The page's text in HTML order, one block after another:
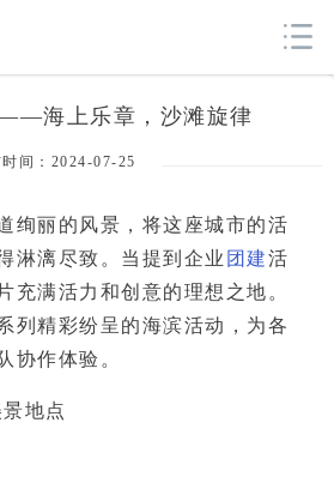
海上乐章，沙滩旋律
间：2024-07-25
绚丽的风景，将这座城市的活
淋漓尽致。当提到企业 团建活
充满活力和创意的理想之地。
列精彩纷呈的海滨活动，为各
协作体验。
地点